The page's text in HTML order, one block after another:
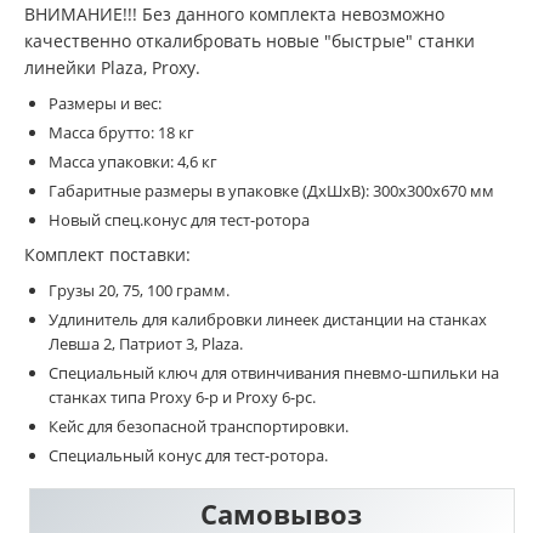
ВНИМАНИЕ!!! Без данного комплекта невозможно
качественно откалибровать новые "быстрые" станки
линейки Plaza, Proxy.
Размеры и вес:
Масса брутто: 18 кг
Масса упаковки: 4,6 кг
Габаритные размеры в упаковке (ДхШхВ): 300х300х670 мм
Новый спец.конус для тест-ротора
Комплект поставки:
Грузы 20, 75, 100 грамм.
Удлинитель для калибровки линеек дистанции на станках
Левша 2, Патриот 3, Plaza.
Специальный ключ для отвинчивания пневмо-шпильки на
станках типа Proxy 6-p и Proxy 6-pc.
Кейс для безопасной транспортировки.
Специальный конус для тест-ротора.
Самовывоз